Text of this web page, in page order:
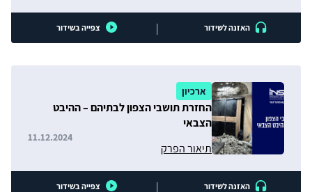
האזנה לשידור | צפייה בשידור
ארכיון
החזרת תושבי הצפון לבתיהם – ההיבט
הצבאי
תיאור הפרק
11.12.2024
האזנה לשידור | צפייה בשידור